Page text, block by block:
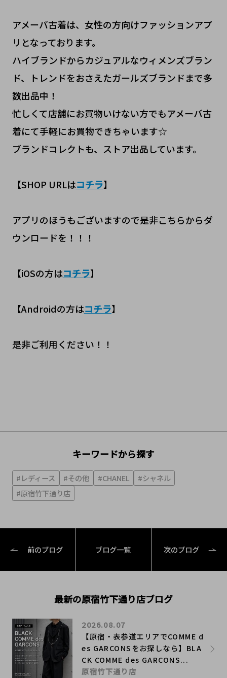
アメーバ古着は、女性の方向けファッションアプ
リとなっております。
ハイブランドからカジュアルなウィメンズブラン
ド、トレンドをおさえたガールズブランドまで多
数出品中！
忙しくて店舗にお買物いけない方でもアメーバ古
着にて手軽にお買物できちゃいます☆
ブランドコレクトも、ストア出品しています。
【SHOP URLはコチラ】
アプリのほうもございますので是非こちらからダ
ウンロードを！！！
【iOSの方はコチラ】
【Androidの方はコチラ】
是非ご利用ください！！
キーワードから探す
#レディース #その他 #CHANEL
#シャネル
#原宿竹下通り店
前のブログ ブログ一覧 次のブログ
最新の原宿竹下通り店ブログ
【原宿・表参道エリアでCOMME d
es GARCONSをお探しなら】BLA
CK COMME des GARCONS...
2026.08.07
原宿竹下通り店